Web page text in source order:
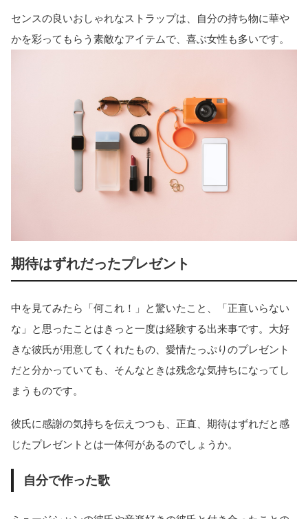
センスの良いおしゃれなストラップは、自分の持ち物に華や
かを彩ってもらう素敵なアイテムで、喜ぶ女性も多いです。
期待はずれだったプレゼント
中を見てみたら「何これ！」と驚いたこと、「正直いらない
な」と思ったことはきっと一度は経験する出来事です。大好
きな彼氏が用意してくれたもの、愛情たっぷりのプレゼント
だと分かっていても、そんなときは残念な気持ちになってし
まうものです。
彼氏に感謝の気持ちを伝えつつも、正直、期待はずれだと感
じたプレゼントとは一体何があるのでしょうか。
自分で作った歌